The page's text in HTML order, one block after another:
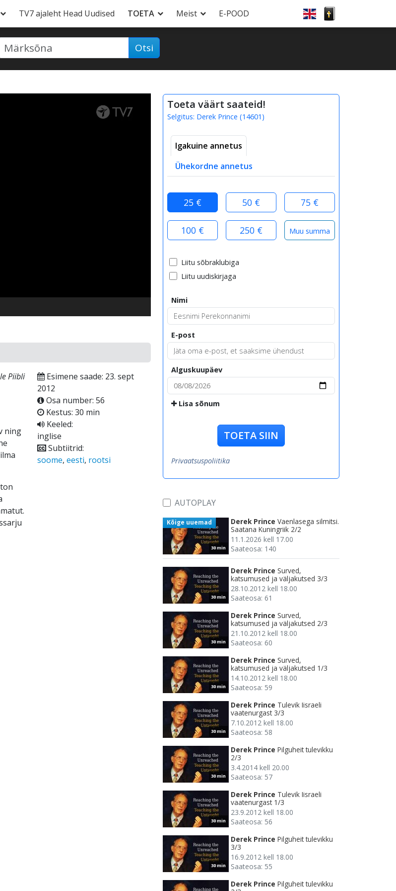
TV7 ajaleht Head Uudised TOETA Meist E-POOD
Otsi
Piibli
ning
Esimene saade: 23. sept
2012
Osa number: 56
Kestus: 30 min
Keeled:
inglise
Subtiitrid:
soome, eesti, rootsi
Toeta väärt saateid!
Selgitus: Derek Prince (14601 )
Igakuine annetus
Ühekordne annetus
25 € 50 € 75 €
100 € 250 €
Liitu sõbraklubiga
Liitu uudiskirjaga
Nimi
E-post
Alguskuupäev
Lisa sõnum
TOETA SIIN
Privaatsuspoliitika
AUTOPLAY
30 min
Kõige uuemad Derek Prince Vaenlasega silmitsi.
Saatana Kuningriik 2/2
11.1.2026 kell 17.00
Saateosa: 140
30 min
Derek Prince Surved,
katsumused ja väljakutsed 3/3
28.10.2012 kell 18.00
Saateosa: 61
30 min
Derek Prince Surved,
katsumused ja väljakutsed 2/3
21.10.2012 kell 18.00
Saateosa: 60
30 min
Derek Prince Surved,
katsumused ja väljakutsed 1/3
14.10.2012 kell 18.00
Saateosa: 59
30 min
Derek Prince Tulevik Iisraeli
vaatenurgast 3/3
7.10.2012 kell 18.00
Saateosa: 58
30 min
Derek Prince Pilguheit tulevikku
2/3
3.4.2014 kell 20.00
Saateosa: 57
30 min
Derek Prince Tulevik Iisraeli
vaatenurgast 1/3
23.9.2012 kell 18.00
Saateosa: 56
30 min
Derek Prince Pilguheit tulevikku
3/3
16.9.2012 kell 18.00
Saateosa: 55
Derek Prince Pilguheit tulevikku